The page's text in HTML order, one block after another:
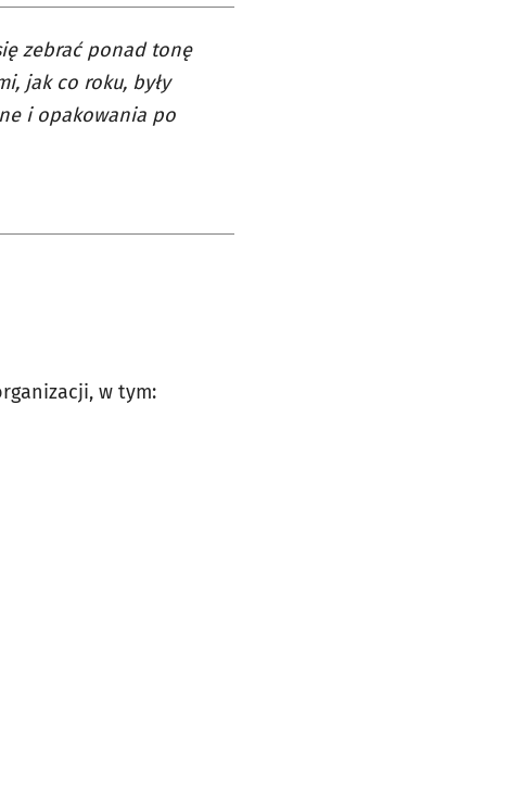
zebrać ponad tonę
jak co roku, były
i opakowania po
w tym: